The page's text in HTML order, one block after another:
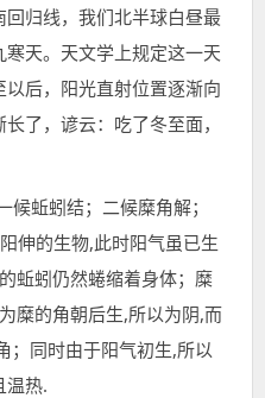
归线，我们北半球白昼最
天。天文学上规定这一天
后，阳光直射位置逐渐向
了，谚云：吃了冬至面，
候蚯蚓结；二候糜角解；
伸的生物,此时阳气虽已生
蚯蚓仍然蜷缩着身体；糜
糜的角朝后生,所以为阴,而
；同时由于阳气初生,所以
温热.